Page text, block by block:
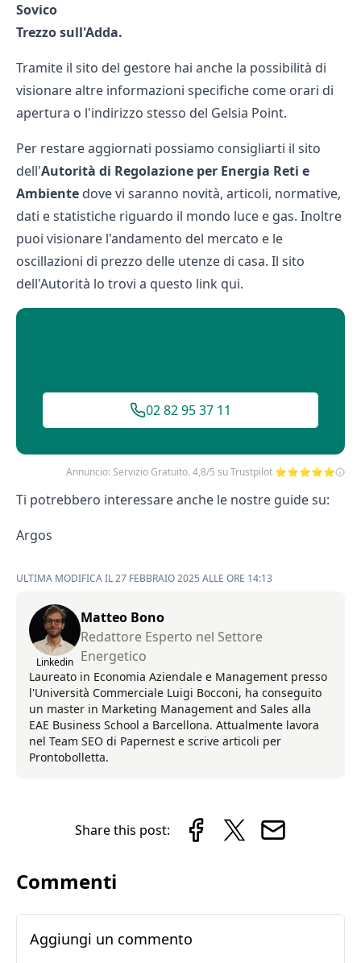
Sovico
Trezzo sull'Adda.
Tramite il sito del gestore hai anche la possibilità di
visionare altre informazioni specifiche come orari di
apertura o l'indirizzo stesso del Gelsia Point.
Per restare aggiornati possiamo consigliarti il sito
dell'Autorità di Regolazione per Energia Reti e
Ambiente dove vi saranno novità, articoli, normative,
dati e statistiche riguardo il mondo luce e gas. Inoltre
puoi visionare l'andamento del mercato e le
oscillazioni di prezzo delle utenze di casa. Il sito
dell'Autorità lo trovi a questo link qui.
02 82 95 37 11
Annuncio: Servizio Gratuito. 4,8/5 su Trustpilot ⭐⭐⭐⭐⭐
Ti potrebbero interessare anche le nostre guide su:
Argos
ULTIMA MODIFICA IL 27 FEBBRAIO 2025 ALLE ORE 14:13
Linkedin
Matteo Bono
Redattore Esperto nel Settore
Energetico
Laureato in Economia Aziendale e Management presso
l'Università Commerciale Luigi Bocconi, ha conseguito
un master in Marketing Management and Sales alla
EAE Business School a Barcellona. Attualmente lavora
nel Team SEO di Papernest e scrive articoli per
Prontobolletta.
Share this post:
Commenti
Aggiungi un commento